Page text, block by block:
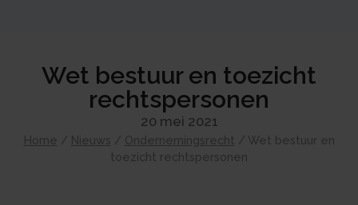
Wet bestuur en toezicht
rechtspersonen
20 mei 2021
Home / Nieuws / Ondernemingsrecht / Wet bestuur en
toezicht rechtspersonen